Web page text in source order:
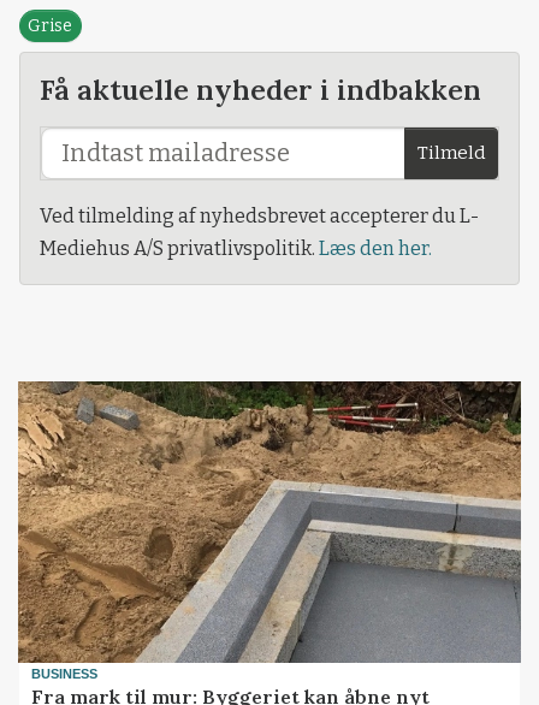
Grise
Få aktuelle nyheder i indbakken
Tilmeld
Ved tilmelding af nyhedsbrevet accepterer du L-
Mediehus A/S privatlivspolitik. Læs den her.
BUSINESS
Fra mark til mur: Byggeriet kan åbne nyt